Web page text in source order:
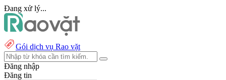
Đang xử lý...
Gói dịch vụ Rao vặt
Đăng nhập
Đăng tin